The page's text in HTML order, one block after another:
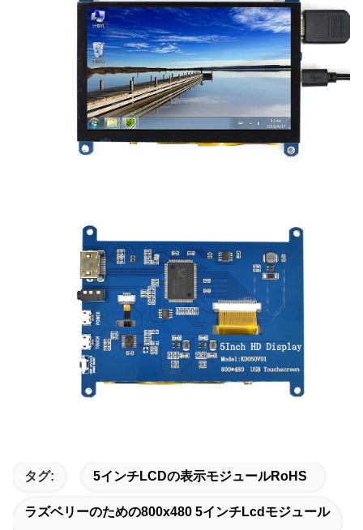
タグ: 5インチLCDの表示モジュールRoHS
ラズベリーのための800x480 5インチLcdモジュール